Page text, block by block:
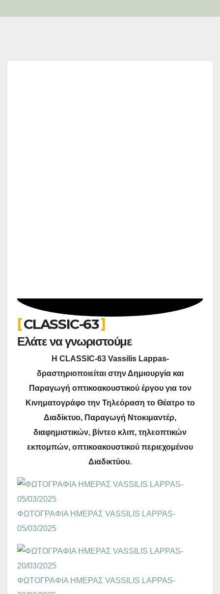
CLASSIC-63
Ελάτε να γνωριστούμε
Η CLASSIC-63 Vassilis Lappas-
δραστηριοποιείται στην Δημιουργία και
Παραγωγή οπτικοακουστικού έργου για τον
Κινηματογράφο την Τηλεόραση το Θέατρο το
Διαδίκτυο, Παραγωγή Ντοκιμαντέρ,
διαφημιστικών, βίντεο κλιπ, τηλεοπτικών
εκπομπών, οπτικοακουστικού περιεχομένου
Διαδικτύου.
ΦΩΤΟΓΡΑΦΙΑ ΗΜΕΡΑΣ VASSILIS LAPPAS-
05/03/2025
ΦΩΤΟΓΡΑΦΙΑ ΗΜΕΡΑΣ VASSILIS LAPPAS-